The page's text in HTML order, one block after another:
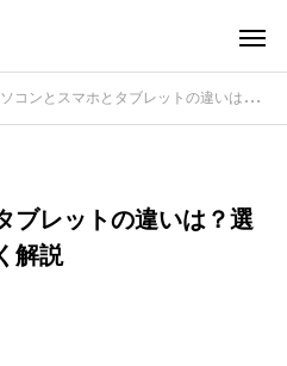
ンとスマホとタブレットの違いは？選び方までわかりやすく解説
ブレットの違いは？選
解説